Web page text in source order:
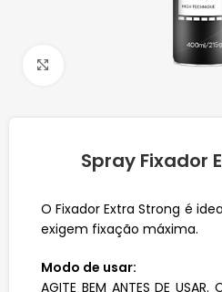
Spray Fixador
O Fixador Extra Strong é
exigem fixação máxima.
Modo de usar:
AGITE BEM ANTES DE